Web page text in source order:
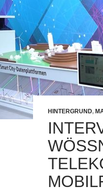
HINTERGRUND,